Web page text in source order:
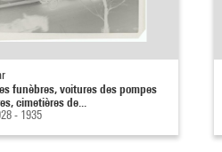
funèbres, voitures des pompes
cimetières de...
- 1935